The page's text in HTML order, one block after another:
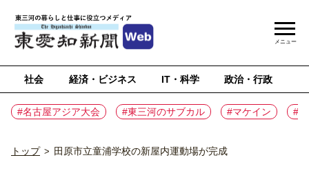
社会 経済・ビジネス IT・科学 政治・行政
#名古屋アジア大会 #東三河のサブカル #マケイン #
メニュー
トップ > 田原市立童浦学校の新屋内運動場が完成